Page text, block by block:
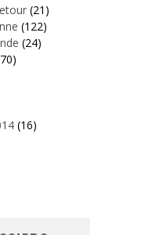
(21)
(122)
(24)
(16)